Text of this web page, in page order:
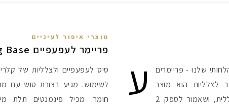
ע
שלנו - פריימרים
לצלליות הוא מוצר
שמניחים ישירות על העפעף, מתחת לצללית, ושאמור לספק 2
מוצרי איפור לעיניים
פריימר לעפעפיים Eye Perfecting Base של קלרינס
סיס לעפעפיים ולצלליות של
לשימוש. מגיע בצורת טוש עם
חומר. מכיל פיגמנטים תלת